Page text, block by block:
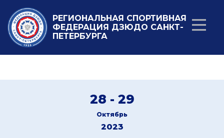
РЕГИОНАЛЬНАЯ СПОРТИВНАЯ
ФЕДЕРАЦИЯ ДЗЮДО САНКТ-
ПЕТЕРБУРГА
28 - 29
Октябрь
2023